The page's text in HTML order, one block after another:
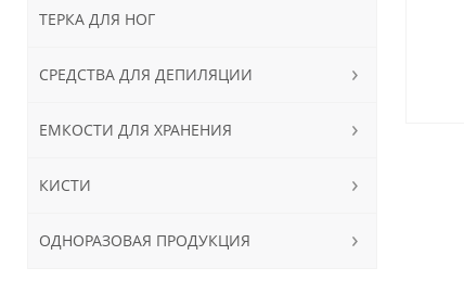
ТЕРКА ДЛЯ НОГ
СРЕДСТВА ДЛЯ ДЕПИЛЯЦИИ
ЕМКОСТИ ДЛЯ ХРАНЕНИЯ
КИСТИ
ОДНОРАЗОВАЯ ПРОДУКЦИЯ